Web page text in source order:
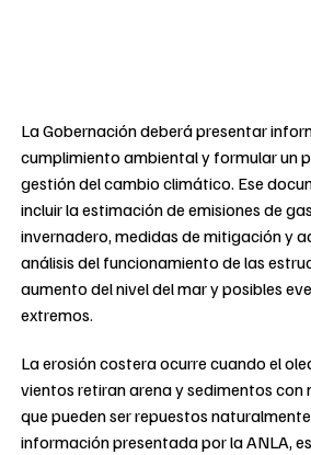
La Gobernación deberá presentar
cumplimiento ambiental y formular un
gestión del cambio climático. Ese
incluir la estimación de emisiones de
invernadero, medidas de mitigación y
análisis del funcionamiento de las
aumento del nivel del mar y posibles
extremos.
La erosión costera ocurre cuando el
vientos retiran arena y sedimentos con
que pueden ser repuestos
información presentada por la ANLA,